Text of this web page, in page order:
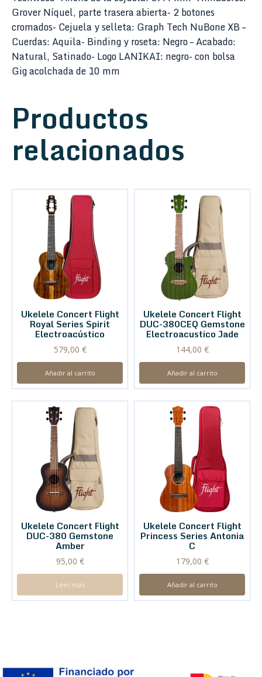
Grover Níquel, parte trasera abierta- 2 botones
cromados- Cejuela y selleta: Graph Tech NuBone XB –
Cuerdas: Aquila- Binding y roseta: Negro – Acabado:
Natural, Satinado- Logo LANIKAI: negro- con bolsa
Gig acolchada de 10 mm
Productos
relacionados
Ukelele Concert Flight
Royal Series Spirit
Electroacústico
579,00 €
Añadir al carrito
Ukelele Concert Flight
DUC-380CEQ Gemstone
Electroacustico Jade
144,00 €
Añadir al carrito
Ukelele Concert Flight
DUC-380 Gemstone
Amber
95,00 €
Leer más
Ukelele Concert Flight
Princess Series Antonia
C
179,00 €
Añadir al carrito